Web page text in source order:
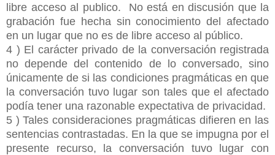
libre acceso al publico. No está en discusión que la
grabación fue hecha sin conocimiento del afectado
en un lugar que no es de libre acceso al público.
4 ) El carácter privado de la conversación registrada
no depende del contenido de lo conversado, sino
únicamente de si las condiciones pragmáticas en que
la conversación tuvo lugar son tales que el afectado
podía tener una razonable expectativa de privacidad.
5 ) Tales consideraciones pragmáticas difieren en las
sentencias contrastadas. En la que se impugna por el
presente recurso, la conversación tuvo lugar con